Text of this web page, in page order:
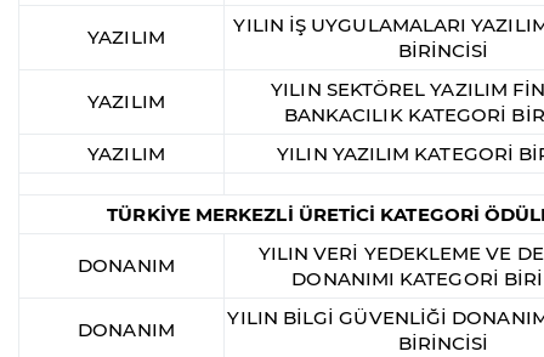
YAZILIM
YILIN İŞ UYGULAMALARI
BİRİNCİSİ
YAZILIM
YILIN SEKTÖREL YAZILIM
BANKACILIK KATEGORİ
YAZILIM
YILIN YAZILIM KATEGORİ
TÜRKİYE MERKEZLİ ÜRETİCİ KATEGORİ
DONANIM
YILIN VERİ YEDEKLEME VE
DONANIMI KATEGORİ
DONANIM
YILIN BİLGİ GÜVENLİĞİ
BİRİNCİSİ